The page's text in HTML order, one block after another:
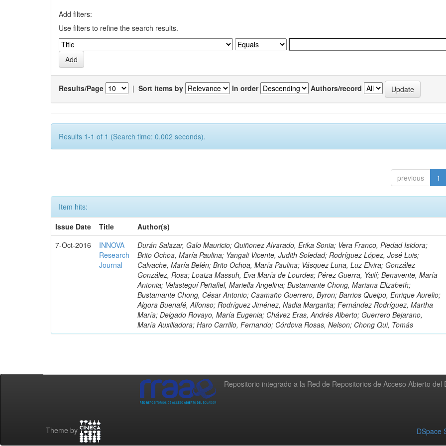
Add filters:
Use filters to refine the search results.
Results/Page | Sort items by In order Authors/record
Results 1-1 of 1 (Search time: 0.002 seconds).
previous 1
Item hits:
Issue Date
Title
Author(s)
7-Oct-2016
INNOVA
Research
Journal
Durán Salazar, Galo Mauricio; Quiñonez Alvarado, Erika Sonia; Vera Franco, Piedad Isidora;
Brito Ochoa, María Paulina; Yangali Vicente, Judith Soledad; Rodríguez López, José Luis;
Calvache, María Belén; Brito Ochoa, María Paulina; Vásquez Luna, Luz Elvira; González
González, Rosa; Loaiza Massuh, Eva María de Lourdes; Pérez Guerra, Yailí; Benavente, María
Antonia; Velasteguí Peñafiel, Mariella Angelina; Bustamante Chong, Mariana Elizabeth;
Bustamante Chong, César Antonio; Caamaño Guerrero, Byron; Barrios Queipo, Enrique Aurelio;
Algora Buenafé, Alfonso; Rodríguez Jiménez, Nadia Margarita; Fernández Rodríguez, Martha
María; Delgado Rovayo, María Eugenia; Chávez Eras, Andrés Alberto; Guerrero Bejarano,
María Auxiliadora; Haro Carrillo, Fernando; Córdova Rosas, Nelson; Chong Qui, Tomás
Repositorio integrado a la Red de Repositorios de Acceso Abierto del
Theme by DSpace